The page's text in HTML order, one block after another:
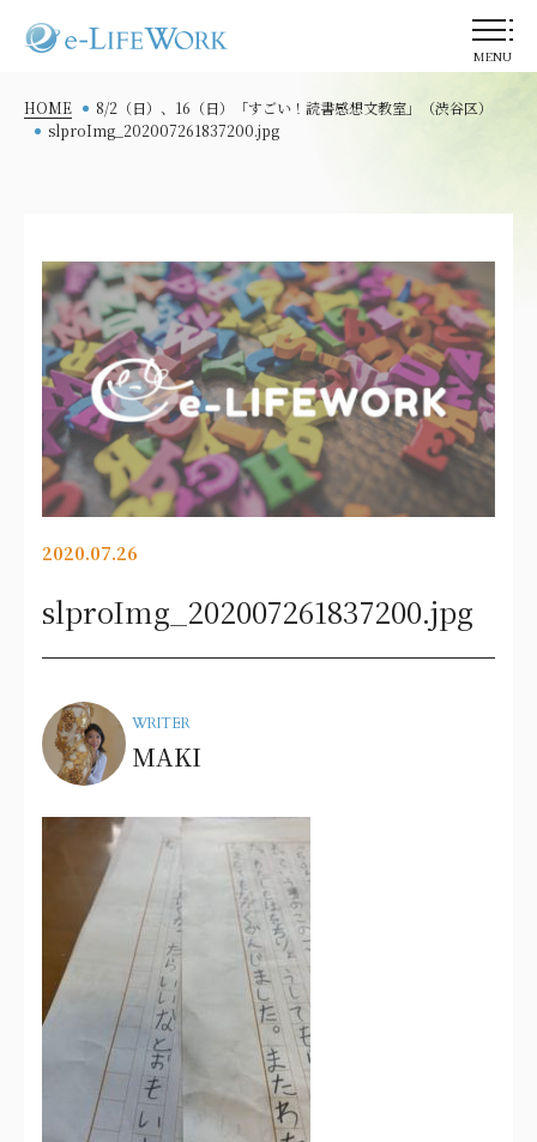
MENU
HOME
8/2（日）、16（日）「すごい！読書感想文教室」（渋谷区）
slproImg_202007261837200.jpg
2020.07.26
slproImg_202007261837200.jpg
WRITER
MAKI